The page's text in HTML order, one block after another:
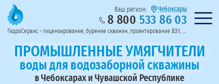
Предоставим полный пакет документов
Пригласить в тендер
Колл-центр на связи с 9:00 до 19:00
Перезвоните мне!
Ваш регион: Чебоксары
8 800 533 86 03 Нужна
ГидроСервис - лицензирование, бурение скважин, проектирование ВЗУ, системы водоподготовки
ПРОМЫШЛЕННЫЕ УМЯГЧИТЕЛИ
воды для водозаборной скважины
в Чебоксарах и Чувашской Республике